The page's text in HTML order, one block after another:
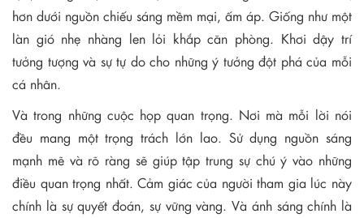
hơn dưới nguồn chiếu sáng mềm mại, ấm áp. Giống như một
làn gió nhẹ nhàng len lỏi khắp căn phòng. Khơi dậy trí
tưởng tượng và sự tự do cho những ý tưởng đột phá của mỗi
cá nhân.
Và trong những cuộc họp quan trọng. Nơi mà mỗi lời nói
đều mang một trọng trách lớn lao. Sử dụng nguồn sáng
mạnh mẽ và rõ ràng sẽ giúp tập trung sự chú ý vào những
điều quan trọng nhất. Cảm giác của người tham gia lúc này
chính là sự quyết đoán, sự vững vàng. Và ánh sáng chính là